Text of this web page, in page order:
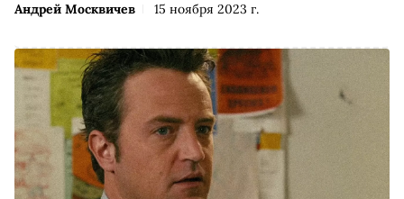
Андрей Москвичев 15 ноября 2023 г.